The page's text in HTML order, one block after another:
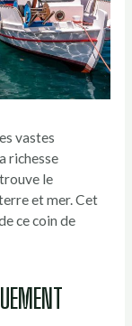
vastes
richesse
le
et mer. Cet
ce coin de